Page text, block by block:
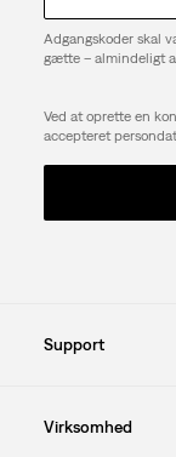
Adgangskoder skal
gætte – almindeligt
Ved at oprette en
accepteret
Support
Virksomhed